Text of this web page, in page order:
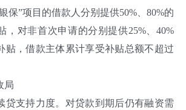
保”项目的借款人分别提供50%、80%的
，对非首次申请的分别提供25%、40%
贴，借款主体累计享受补贴总额不超过
局
贷支持力度。对贷款到期后仍有融资需